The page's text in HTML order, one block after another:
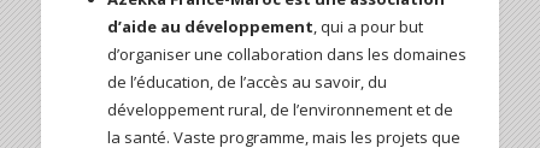
d’aide au développement, qui a pour but
d’organiser une collaboration dans les domaines
de l’éducation, de l’accès au savoir, du
développement rural, de l’environnement et de
la santé. Vaste programme, mais les projets que